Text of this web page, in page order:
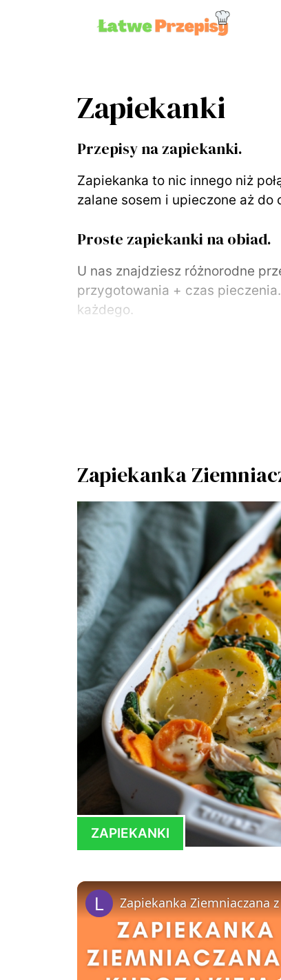
Zapiekanki
Przepisy na zapiekanki.
Zapiekanka to nic innego niż
zalane sosem i upieczone aż
Proste zapiekanki na obiad.
U nas znajdziesz różnorodne
przygotowania + czas
każdego.
Pomysły na domowe
Makaronowa, z mięsem,
Zapiekanka
ZAPIEKANKI